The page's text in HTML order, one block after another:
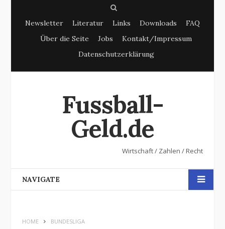
e
r
Newsletter Literatur Links Downloads
FAQ
Über die Seite
Jobs
Kontakt/Impressum
Datenschutzerklärung
Fussball-
Geld.de
Wirtschaft / Zahlen / Recht
NAVIGATE
HOME BUNDESLIGA